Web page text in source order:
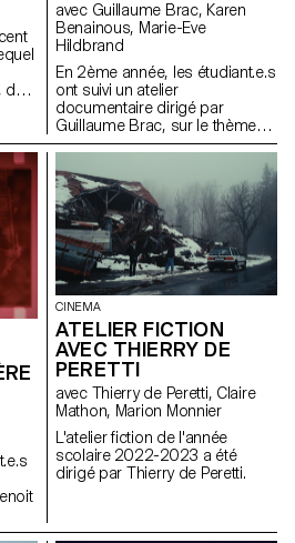
de
avec Guillaume Brac, Karen
Benainous, Marie-Eve
Hildbrand
En 2ème année, les étudiant.e.s
ont suivi un atelier
documentaire dirigé par
Guillaume Brac, sur le thème
de l'amitié.
CINEMA
ATELIER FICTION
AVEC THIERRY DE
PERETTI
avec Thierry de Peretti, Claire
Mathon, Marion Monnier
L'atelier fiction de l'année
scolaire 2022-2023 a été
dirigé par Thierry de Peretti.